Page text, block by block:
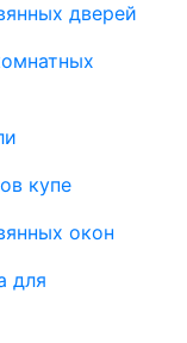
дверей
купе
окон
для